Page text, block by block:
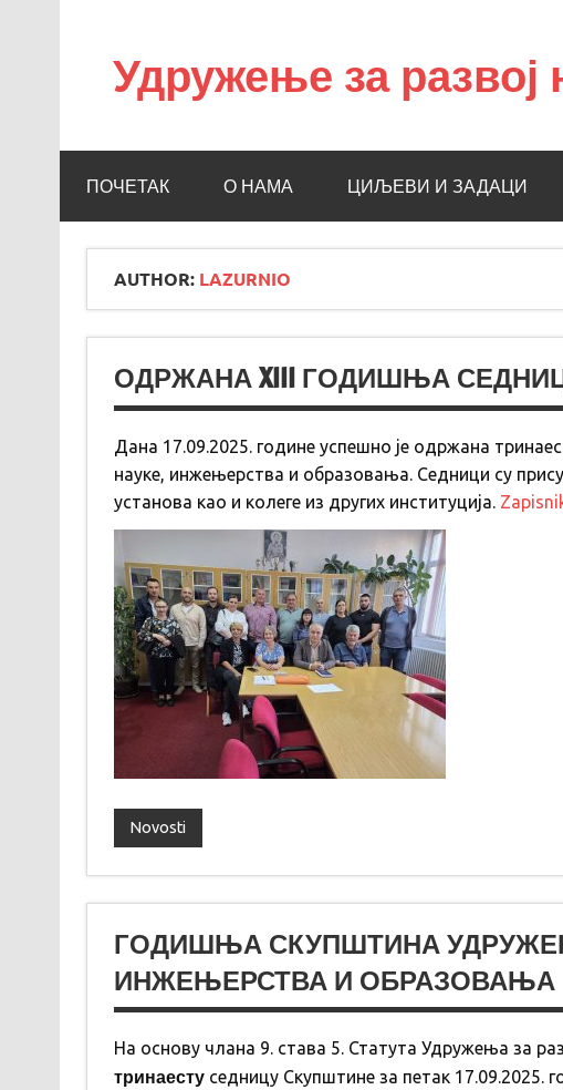
Удружење за
ПОЧЕТАК О НАМА ЦИЉЕВИ И ЗАДАЦИ
AUTHOR: LAZURNIO
ОДРЖАНА XIII ГОДИШЊА
Дана 17.09.2025. године успешно је одржана
науке, инжењерства и образовања. Седници су
установа као и колеге из других институција.
Novosti
ГОДИШЊА СКУПШТИНА
ИНЖЕЊЕРСТВА И ОБРАЗОВАЊА
На основу члана 9. става 5. Статута Удружења за
тринаестуседницу Скупштине за петак 17.09.2025.